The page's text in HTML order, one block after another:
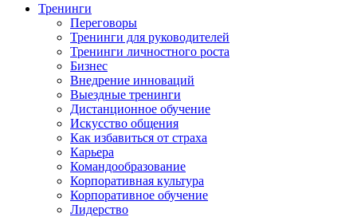
Тренинги
Переговоры
Тренинги для руководителей
Тренинги личностного роста
Бизнес
Внедрение инноваций
Выездные тренинги
Дистанционное обучение
Искусство общения
Как избавиться от страха
Карьера
Командообразование
Корпоративная культура
Корпоративное обучение
Лидерство